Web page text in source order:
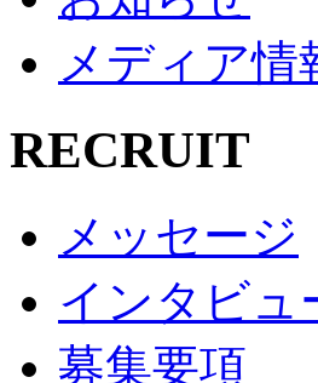
メディア情
RECRUIT
メッセージ
インタビュ
募集要項